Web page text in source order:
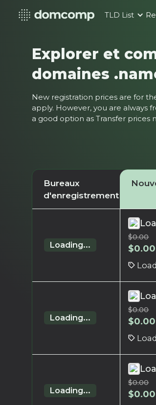
TLD List
Explorer et
domaines
New registration prices are for
apply. However, you are always
a good option as Transfer
Bureaux
d'enregistrement
Loading...
$0.00
$0.00
Loading...
$0.00
$0.00
Loading...
$0.00
$0.00